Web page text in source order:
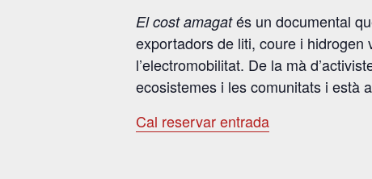
El cost amagatés un documental
exportadors de liti, coure i
l’electromobilitat. De la mà
ecosistemes i les comunitats i està
Cal reservar entrada